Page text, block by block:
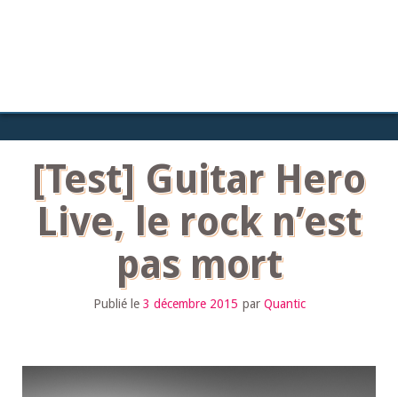
[Test] Guitar Hero
Live, le rock n’est
pas mort
Publié le 3 décembre 2015 par Quantic